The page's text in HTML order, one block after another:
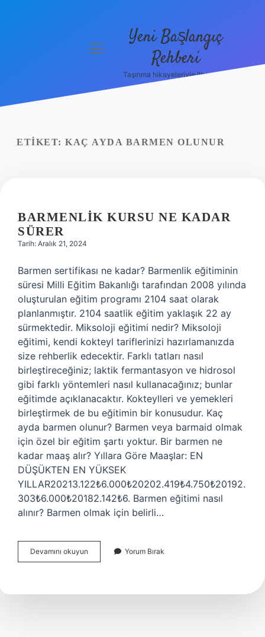
Politikası
menüyü
Yeni Başlangıç
Rehberi
Taşınma hikayeleriyle ilham bul!
ETIKET: KAÇ AYDA BARMEN OLUNUR
BARMENLIK KURSU NE KADAR
SÜRER
Tarih: Aralık 21, 2024
Barmen sertifikası ne kadar? Barmenlik eğitiminin
süresi Milli Eğitim Bakanlığı tarafından 2008 yılında
oluşturulan eğitim programı 2104 saat olarak
planlanmıştır. 2104 saatlik eğitim yaklaşık 22 ay
sürmektedir. Miksoloji eğitimi nedir? Miksoloji
eğitimi, kendi kokteyl tariflerinizi hazırlamanızda
size rehberlik edecektir. Farklı tatları nasıl
birleştireceğiniz; laktik fermantasyon ve hidrosol
gibi farklı yöntemleri nasıl kullanacağınız; bunlar
eğitimde açıklanacaktır. Kokteylleri ve yemekleri
birleştirmek de bu eğitimin bir konusudur. Kaç
ayda barmen olunur? Barmen veya barmaid olmak
için özel bir eğitim şartı yoktur. Bir barmen ne
kadar maaş alır? Yıllara Göre Maaşlar: EN
DÜŞÜKTEN EN YÜKSEK
YILLAR20213.122₺6.000₺20202.419₺4.750₺20192.
303₺6.000₺20182.142₺6. Barmen eğitimi nasıl
alınır? Barmen olmak için belirli…
Devamını okuyun Barmenlik
Kursu
Sürer
Yorum Bırak